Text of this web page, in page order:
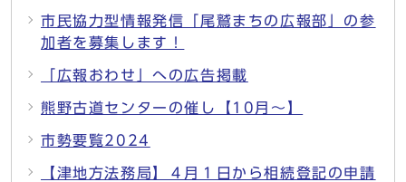
市民協力型情報発信「尾鷲まちの広報部」の参
加者を募集します！
「広報おわせ」への広告掲載
熊野古道センターの催し【10月～】
市勢要覧2024
【津地方法務局】４月１日から相続登記の申請